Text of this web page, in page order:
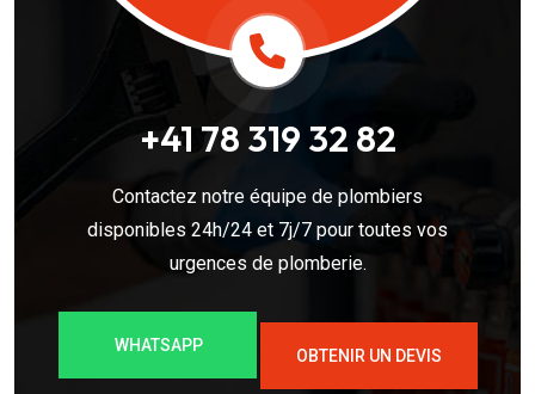
+41 78 319 32 82
Contactez notre équipe de plombiers
disponibles 24h/24 et 7j/7 pour toutes vos
urgences de plomberie.
WHATSAPP
OBTENIR UN DEVIS